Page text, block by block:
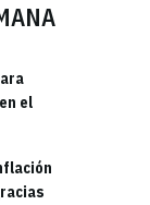
el